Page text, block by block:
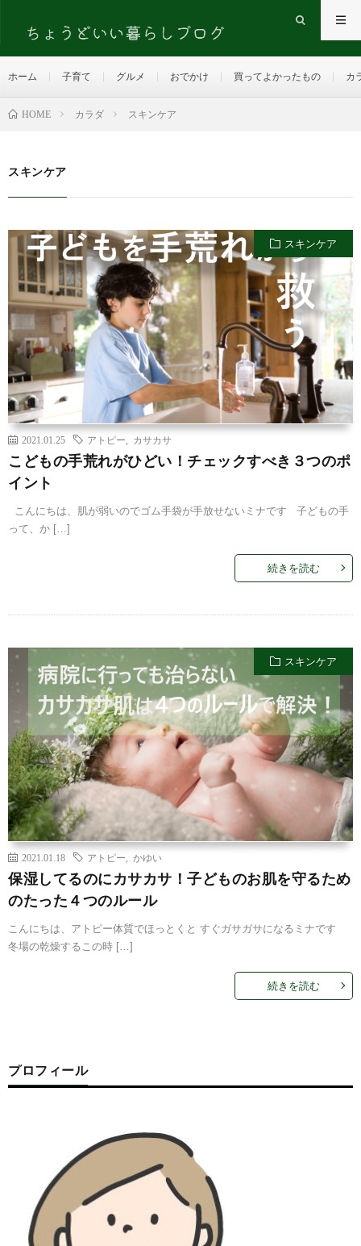
ホーム 子育て グルメ おでかけ 買ってよかったもの カ
HOME カラダ スキンケア
スキンケア
スキンケア
2021.01.25 アトピー カサカサ
こどもの手荒れがひどい！チェックすべき３つのポ
イント
こんにちは、肌が弱いのでゴム手袋が手放せないミナです 子どもの手
って、か […]
続きを読む
スキンケア
2021.01.18 アトピー ,かゆい
保湿してるのにカサカサ！子どものお肌を守るため
のたった４つのルール
こんにちは、アトピー体質でほっとくと すぐガサガサになるミナです
冬場の乾燥するこの時 […]
続きを読む
プロフィール